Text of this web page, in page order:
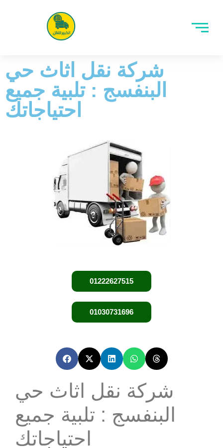
شركة نقل اثاث حي
البنفسج : تلبية جميع
احتياجاتك
01222627515
01030731696
شركة نقل اثاث حي
البنفسج : تلبية جميع
احتياجاتك